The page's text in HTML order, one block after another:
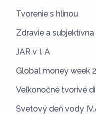
Tvorenie s hlinou
Zdravie a
JAR v I. A
Global money week
Veľkonočné tvorivé
Svetový deň vody